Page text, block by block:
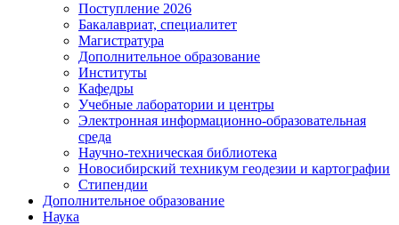
Поступление 2026
Бакалавриат, специалитет
Магистратура
Дополнительное образование
Институты
Кафедры
Учебные лаборатории и центры
Электронная информационно-образовательная
среда
Научно-техническая библиотека
Новосибирский техникум геодезии и картографии
Стипендии
Дополнительное образование
Наука